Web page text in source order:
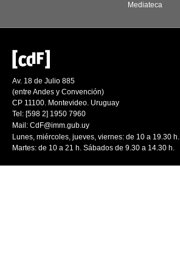
Mediateca
Av. 18 de Julio 885
(entre Andes y Convención)
CP 11100. Montevideo. Uruguay
Tel: [598 2] 1950 7960
Mail: CdF@imm.gub.uy
Lunes, miércoles, jueves, viernes: de 10 a 19.30 h.
Martes: de 10 a 21 h. Sábados de 9.30 a 14.30 h.